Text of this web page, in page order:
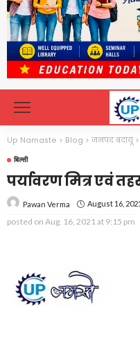
Up Namaste > Blog > जनपद बदायूं
बिल्सी
पर्यावरण मित्र एवं
Pawan Verma August 16, 2021
posted on Aug. 16, 2021 at 9:15 pm